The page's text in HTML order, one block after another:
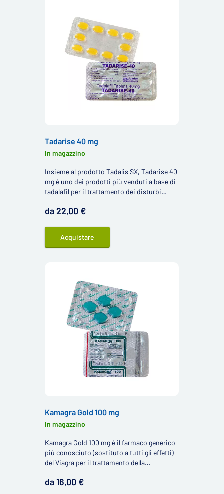
Tadarise 40 mg
In magazzino
Insieme al prodotto Tadalis SX, Tadarise 40
mg è uno dei prodotti più venduti a base di
tadalafil per il trattamento dei disturbi
da 22,00 €
Acquistare
Kamagra Gold 100 mg
In magazzino
Kamagra Gold 100 mg è il farmaco generico
più conosciuto (sostituto a tutti gli effetti)
del Viagra per il trattamento della
attivo sildenafil.
da 16,00 €